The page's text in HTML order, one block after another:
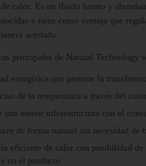
calor. Es un fluido barato y
y tiene como ventaja que
acertada.
principales de Natural Technology
energética que permite la
de la temperatura a través del
una menor infraestructura con el
de forma natural sin necesidad de
eficiente de calor con posibilidad
en el producto